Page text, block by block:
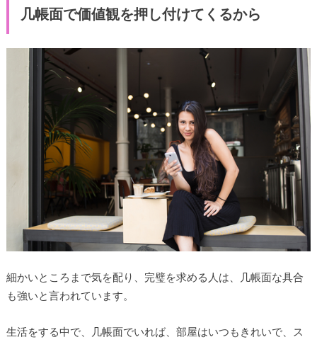
几帳面で価値観を押し付けてくるから
細かいところまで気を配り、完璧を求める人は、几帳面な具合
も強いと言われています。
生活をする中で、几帳面でいれば、部屋はいつもきれいで、ス